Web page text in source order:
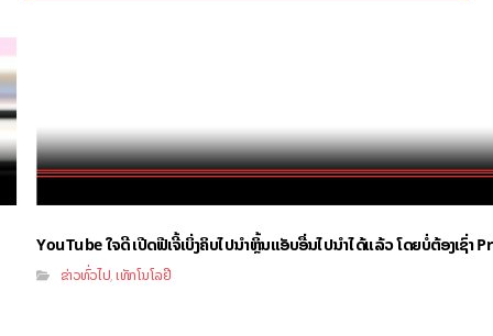
YouTube ໃຈດີ ເປີດຟີເຈີ້ເບິ່ງຄິບໄປນຳຫຼິ້ນແອັບອື່ນໄປນຳໄດ້ແລ້ວ ໂດຍບໍ່ຕ້ອງເຊົ່າ
ຂ່າວທົ່ວໄປ ,ເທັກໂນໂລຢີ